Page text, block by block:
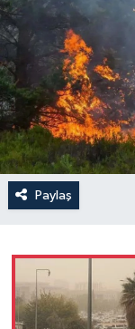
Paylaş
Anali̇z
Bi̇li̇m &
Dünya
Eği̇ti̇m